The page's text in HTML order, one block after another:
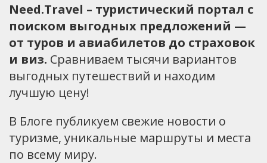
Need.Travel – туристический портал с
поиском выгодных предложений —
от туров и авиабилетов до страховок
и виз. Сравниваем тысячи вариантов
выгодных путешествий и находим
лучшую цену!
В Блоге публикуем свежие новости о
туризме, уникальные маршруты и места
по всему миру.